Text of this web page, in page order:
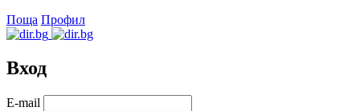
Поща Профил
Вход
Е-mail